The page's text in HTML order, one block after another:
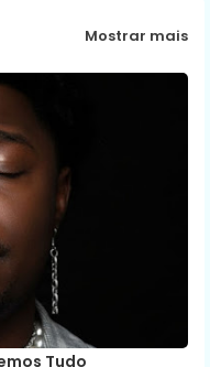
Mostrar mais
Tudo